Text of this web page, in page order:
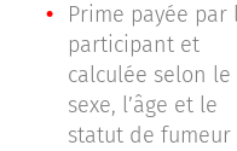
Prime payée par
participant et
calculée selon le
sexe, l’âge et le
statut de fumeur